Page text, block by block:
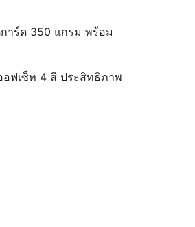
าร์ด 350 แกรม พร้อม
ฟเซ็ท 4 สี ประสิทธิภาพ